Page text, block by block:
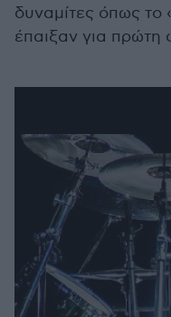
δυναμίτες όπως
έπαιξαν για